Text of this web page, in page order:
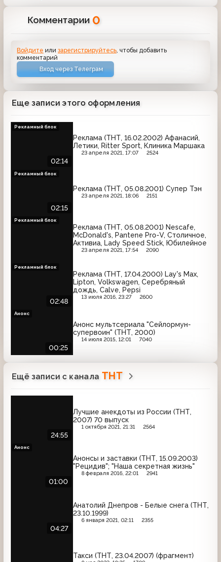
Комментарии 0
Войдите илизарегистрируйтесь, чтобы добавить
комментарий
Вход через Телеграм
Еще записи этого оформления
02:14
Реклама (ТНТ, 16.02.2002) Афанасий,
Летики, Ritter Sport, Клиника Маршака
23 апреля 2021, 17:07 2524
Рекламный блок
02:15
Реклама (ТНТ, 05.08.2001) Супер Тэн
23 апреля 2021, 18:06 2151
Рекламный блок
Реклама (ТНТ, 05.08.2001) Nescafe,
McDonald's, Pantene Pro-V, Столичное,
Активиа, Lady Speed Stick, Юбилейное
23 апреля 2021, 17:54 2090
Рекламный блок
02:48
Реклама (ТНТ, 17.04.2000) Lay's Max,
Lipton, Volkswagen, Серебряный
дождь, Calve, Pepsi
13 июля 2016, 23:27 2600
Рекламный блок
00:25
Анонс мультсериала "Сейлормун-
супервоин" (ТНТ, 2000)
14 июля 2015, 12:01 7040
Анонс
Ещё записи с канала ТНТ
24:55
Лучшие анекдоты из России (ТНТ,
2007) 70 выпуск
1 октября 2021, 21:31 2564
01:00
Анонсы и заставки (ТНТ, 15.09.2003)
"Рецидив"; "Наша секретная жизнь"
8 февраля 2016, 22:01 2941
Анонс
04:27
Анатолий Днепров - Белые снега (ТНТ,
23.10.1999)
6 января 2021, 02:11 2355
Такси (ТНТ, 23.04.2007) (фрагмент)